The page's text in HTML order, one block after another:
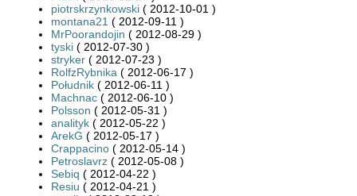
piotrskrzynkowski ( 2012-10-01 )
montana21 ( 2012-09-11 )
MrPoorandojin ( 2012-08-29 )
tyski ( 2012-07-30 )
stryker ( 2012-07-23 )
RolfzRybnika ( 2012-06-17 )
Południk ( 2012-06-11 )
Machnac ( 2012-06-10 )
Polsson ( 2012-05-31 )
analityk ( 2012-05-22 )
ArekG ( 2012-05-17 )
Crappacino ( 2012-05-14 )
Petroslavrz ( 2012-05-08 )
Sebiq ( 2012-04-22 )
Resiu ( 2012-04-21 )